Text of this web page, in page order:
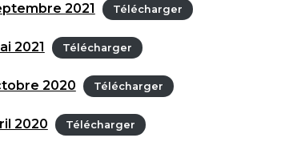
2021 Télécharger
2021 Télécharger
2020 Télécharger
2020 Télécharger